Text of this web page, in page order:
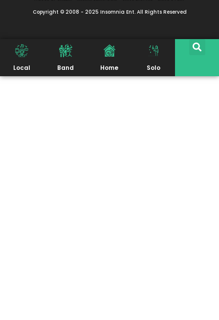
Copyright © 2008 - 2025 Insomnia Ent. All Rights Reserved
Local Band Home Solo